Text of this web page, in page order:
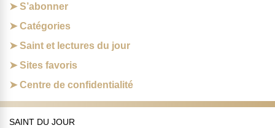
S’abonner
Catégories
Saint et lectures du jour
Sites favoris
Centre de confidentialité
SAINT DU JOUR